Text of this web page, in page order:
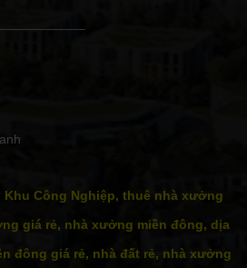
Khu Công Nghiệp, thuê nhà xưởng
giá rẻ, nhà xưởng miền đông, dịa
đông giá rẻ, nhà đất rẻ, nhà xưởng